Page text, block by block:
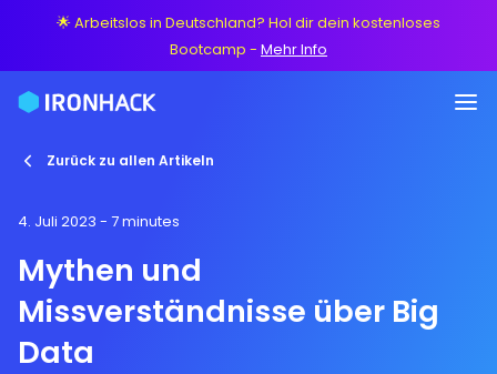
🌟 Arbeitslos in Deutschland? Hol dir dein kostenloses
Bootcamp - Mehr Info
Zurück zu allen Artikeln
4. Juli 2023 - 7 minutes
Mythen und
Missverständnisse über Big
Data